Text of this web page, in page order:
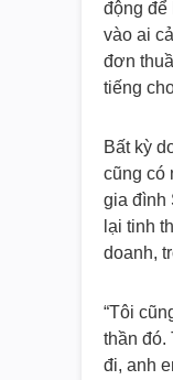
động để
vào ai
đơn
tiếng
Bất kỳ
cũng có
gia đình
lại tinh
doanh,
“Tôi
thần đó.
đi, anh